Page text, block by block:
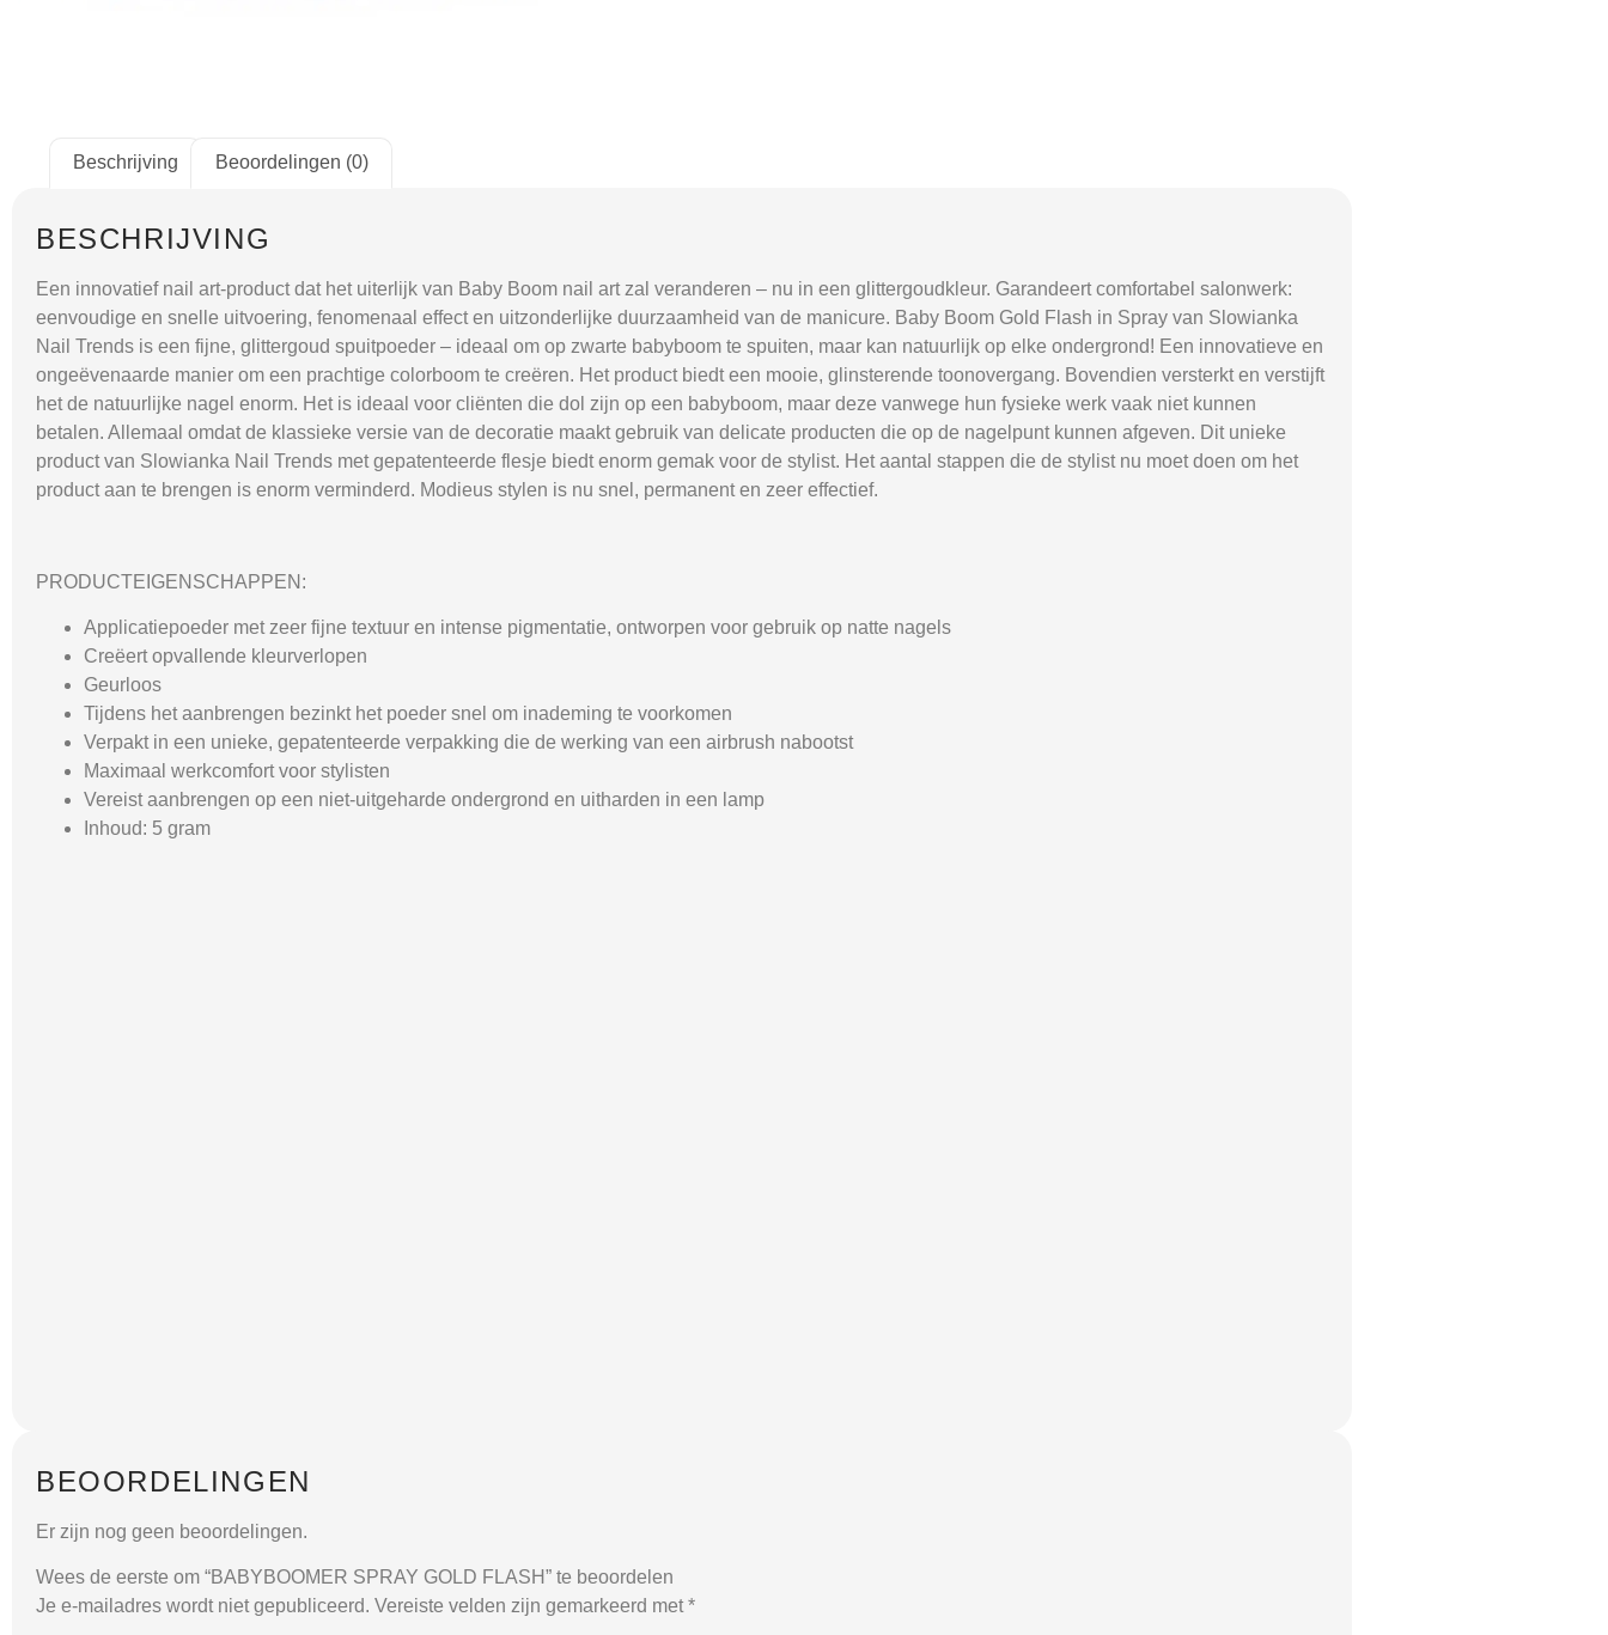
Beschrijving Beoordelingen (0)
BESCHRIJVING
Een innovatief nail art-product dat het uiterlijk van Baby Boom nail art zal veranderen – nu in een glittergoudkleur. Garandeert comfortabel salonwerk:
eenvoudige en snelle uitvoering, fenomenaal effect en uitzonderlijke duurzaamheid van de manicure. Baby Boom Gold Flash in Spray van Slowianka
Nail Trends is een fijne, glittergoud spuitpoeder – ideaal om op zwarte babyboom te spuiten, maar kan natuurlijk op elke ondergrond! Een innovatieve en
ongeëvenaarde manier om een prachtige colorboom te creëren. Het product biedt een mooie, glinsterende toonovergang. Bovendien versterkt en verstijft
het de natuurlijke nagel enorm. Het is ideaal voor cliënten die dol zijn op een babyboom, maar deze vanwege hun fysieke werk vaak niet kunnen
betalen. Allemaal omdat de klassieke versie van de decoratie maakt gebruik van delicate producten die op de nagelpunt kunnen afgeven. Dit unieke
product van Slowianka Nail Trends met gepatenteerde flesje biedt enorm gemak voor de stylist. Het aantal stappen die de stylist nu moet doen om het
product aan te brengen is enorm verminderd. Modieus stylen is nu snel, permanent en zeer effectief.
PRODUCTEIGENSCHAPPEN:
Applicatiepoeder met zeer fijne textuur en intense pigmentatie, ontworpen voor gebruik op natte nagels
Creëert opvallende kleurverlopen
Geurloos
Tijdens het aanbrengen bezinkt het poeder snel om inademing te voorkomen
Verpakt in een unieke, gepatenteerde verpakking die de werking van een airbrush nabootst
Maximaal werkcomfort voor stylisten
Vereist aanbrengen op een niet-uitgeharde ondergrond en uitharden in een lamp
Inhoud: 5 gram
BEOORDELINGEN
Er zijn nog geen beoordelingen.
Wees de eerste om “BABYBOOMER SPRAY GOLD FLASH” te beoordelen
Je e-mailadres wordt niet gepubliceerd. Vereiste velden zijn gemarkeerd met *